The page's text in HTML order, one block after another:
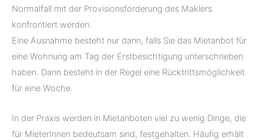
Normalfall mit der Provisionsforderung des Maklers
konfrontiert werden.
Eine Ausnahme besteht nur dann, falls Sie das Mietanbot für
eine Wohnung am Tag der Erstbesichtigung unterschrieben
haben. Dann besteht in der Regel eine Rücktrittsmöglichkeit
für eine Woche.
In der Praxis werden in Mietanboten viel zu wenig Dinge, die
für MieterInnen bedeutsam sind, festgehalten. Häufig erhält